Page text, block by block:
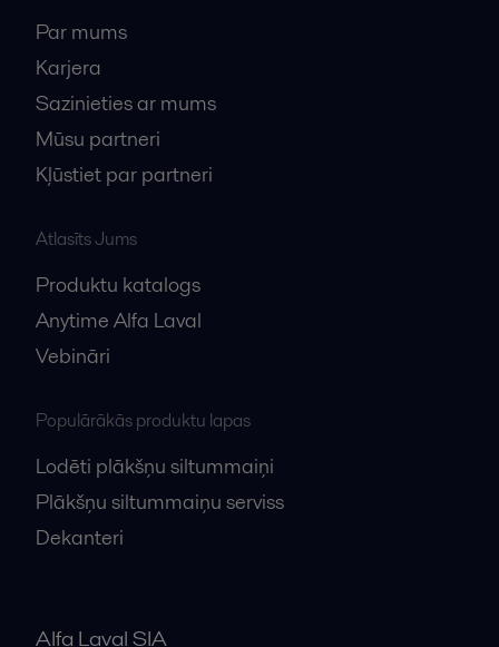
Par mums
Karjera
Sazinieties ar mums
Mūsu partneri
Kļūstiet par partneri
Atlasīts Jums
Produktu katalogs
Anytime Alfa Laval
Vebināri
Populārākās produktu lapas
Lodēti plākšņu siltummaiņi
Plākšņu siltummaiņu serviss
Dekanteri
Alfa Laval SIA